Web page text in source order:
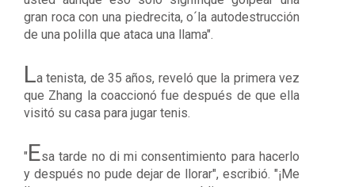
gran roca con una piedrecita, o´la autodestrucción
de una polilla que ataca una llama".
La tenista, de 35 años, reveló que la primera vez
que Zhang la coaccionó fue después de que ella
visitó su casa para jugar tenis.
"Esa tarde no di mi consentimiento para hacerlo
y después no pude dejar de llorar", escribió. "¡Me